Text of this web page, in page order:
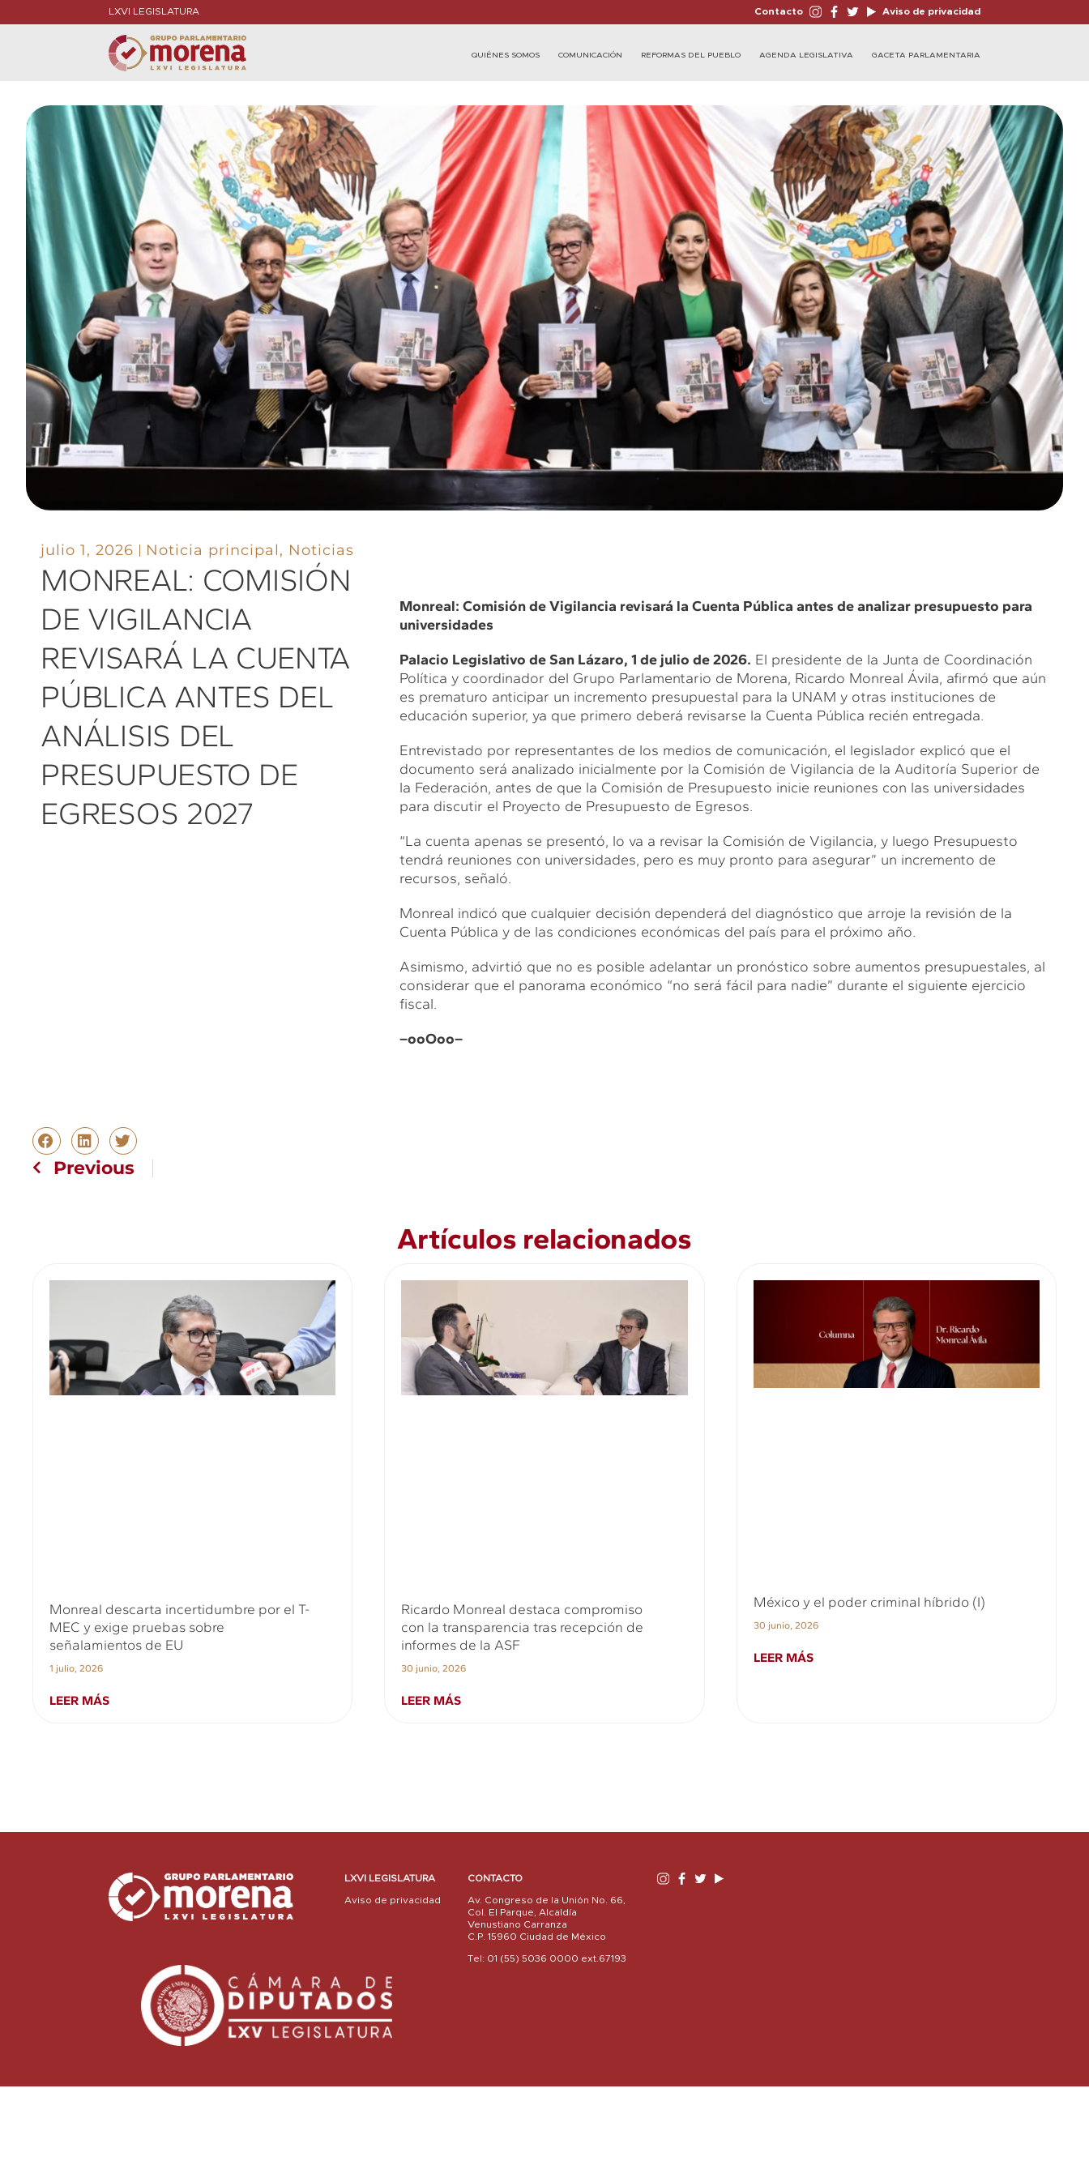
LXVI LEGISLATURA Contacto Aviso de privacidad
QUIÉNES SOMOS COMUNICACIÓN REFORMAS DEL PUEBLO AGENDA LEGISLATIVA GACETA PARLAMENTARIA
julio 1, 2026 Noticia principal, Noticias
MONREAL: COMISIÓN
DE VIGILANCIA
REVISARÁ LA CUENTA
PÚBLICA ANTES DEL
ANÁLISIS DEL
PRESUPUESTO DE
EGRESOS 2027
Monreal: Comisión de Vigilancia revisará la Cuenta Pública antes de analizar presupuesto para
universidades
Palacio Legislativo de San Lázaro, 1 de julio de 2026. El presidente de la Junta de Coordinación
Política y coordinador del Grupo Parlamentario de Morena, Ricardo Monreal Ávila, afirmó que aún
es prematuro anticipar un incremento presupuestal para la UNAM y otras instituciones de
educación superior, ya que primero deberá revisarse la Cuenta Pública recién entregada.
Entrevistado por representantes de los medios de comunicación, el legislador explicó que el
documento será analizado inicialmente por la Comisión de Vigilancia de la Auditoría Superior de
la Federación, antes de que la Comisión de Presupuesto inicie reuniones con las universidades
para discutir el Proyecto de Presupuesto de Egresos.
“La cuenta apenas se presentó, lo va a revisar la Comisión de Vigilancia, y luego Presupuesto
tendrá reuniones con universidades, pero es muy pronto para asegurar” un incremento de
recursos, señaló.
Monreal indicó que cualquier decisión dependerá del diagnóstico que arroje la revisión de la
Cuenta Pública y de las condiciones económicas del país para el próximo año.
Asimismo, advirtió que no es posible adelantar un pronóstico sobre aumentos presupuestales, al
considerar que el panorama económico “no será fácil para nadie” durante el siguiente ejercicio
fiscal.
–ooOoo–
Previous
Artículos relacionados
Monreal descarta incertidumbre por el T-
MEC y exige pruebas sobre
señalamientos de EU
1 julio, 2026
LEER MÁS
Ricardo Monreal destaca compromiso
con la transparencia tras recepción de
informes de la ASF
30 junio, 2026
LEER MÁS
México y el poder criminal híbrido (I)
30 junio, 2026
LEER MÁS
LXVI LEGISLATURA
Aviso de privacidad
CONTACTO
Av. Congreso de la Unión No. 66,
Col. El Parque, Alcaldía
Venustiano Carranza
C.P. 15960 Ciudad de México
Tel: 01 (55) 5036 0000 ext.67193